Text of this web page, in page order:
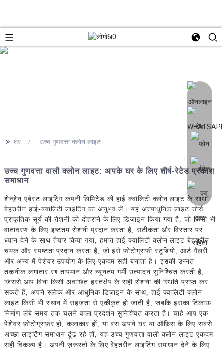
>> घर उच्च गुणवत्ता क्लोन लाइट
उच्च गुणवत्ता वाली क्लोन लाइट: आपके घर के लिए शीर्ष-रेटेड प्रकाश
समाधान
शेन्ज़ेन एबेस्ट लाइटिंग कंपनी लिमिटेड की हाई क्वालिटी क्लोन लाइट के साथ
बेहतरीन हाई-क्वालिटी लाइटिंग का अनुभव लें। यह अत्याधुनिक लाइट सोर्स
प्राकृतिक सूर्य की रोशनी को दोहराने के लिए डिज़ाइन किया गया है, जो किसी भी
वातावरण के लिए इष्टतम रोशनी प्रदान करता है, सटीकता और विस्तार पर
ध्यान देने के साथ तैयार किया गया, हमारा हाई क्वालिटी क्लोन लाइट बेहतरीन
चमक और स्पष्टता प्रदान करता है, जो इसे फोटोग्राफी स्टूडियो, आर्ट गैलरी
और अन्य में पेशेवर उपयोग के लिए एकदम सही बनाता है। इसकी उन्नत
तकनीक लगातार रंग तापमान और न्यूनतम गर्मी उत्पादन सुनिश्चित करती है,
जिससे आप बिना किसी अवांछित हस्तक्षेप के सही रोशनी की स्थिति प्राप्त कर
सकते हैं, अपने स्लीक और आधुनिक डिज़ाइन के साथ, हाई क्वालिटी क्लोन
लाइट किसी भी स्थान में सहजता से एकीकृत हो जाती है, जबकि इसका टिकाऊ
निर्माण लंबे समय तक चलने वाला प्रदर्शन सुनिश्चित करता है। चाहे आप एक
पेशेवर फ़ोटोग्राफ़र हों, कलाकार हों, या बस अपने घर या ऑफ़िस के लिए सबसे
अच्छा लाइटिंग समाधान ढूंढ रहे हों, यह उच्च गुणवत्ता वाली क्लोन लाइट एकदम
सही विकल्प है। अपनी ज़रूरतों के लिए बेहतरीन लाइटिंग समाधान देने के लिए